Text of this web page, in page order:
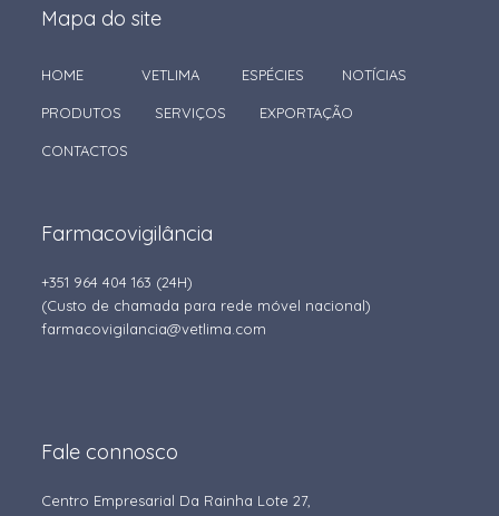
Mapa do site
HOME VETLIMA ESPÉCIES NOTÍCIAS
PRODUTOS SERVIÇOS EXPORTAÇÃO
CONTACTOS
Farmacovigilância
+351 964 404 163 (24H)
(Custo de chamada para rede móvel nacional)
farmacovigilancia@vetlima.com
Fale connosco
Centro Empresarial Da Rainha Lote 27,